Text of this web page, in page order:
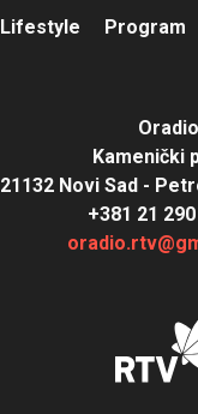
Lifestyle Program
Oradio
Kamenički
21132 Novi Sad -
+381 21